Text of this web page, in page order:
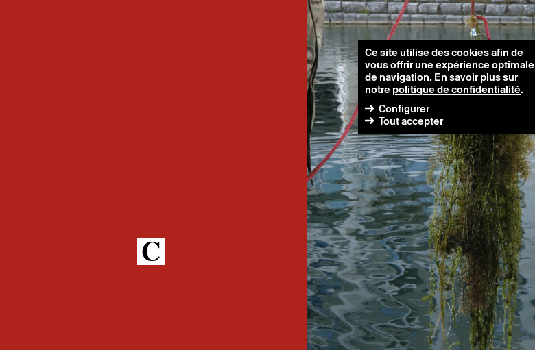
Ce site utilise des cookies afin de
vous offrir une expérience optimale
de navigation. En savoir plus sur
notrepolitique de confidentialité.
Configurer
Tout accepter